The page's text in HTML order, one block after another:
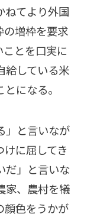
ねてより外国
の増枠を要求
とを口実に
給している米
になる。
」と言いなが
に屈してき
だ」と言いな
家、農村を犠
顔色をうかが